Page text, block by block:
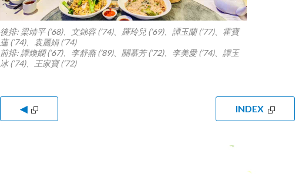
後排: 梁靖平 (’68)、文錦容 (’74)、羅玲兒 (’69)、譚玉蘭 (’77)、霍寶
蓮 (’74)、袁麗娟 (’74)
前排: 譚煥嫻 (’67)、李舒燕 (’89)、關慕芳 (’72)、李美愛 (’74)、譚玉
冰 (’74)、王家寶 (’72)
◀ INDEX